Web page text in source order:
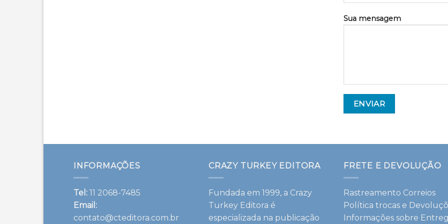
Sua mensagem
INFORMAÇÕES
Tel: 11 2068-7485
Email:
contato@cteditora.com.br
CRAZY TURKEY EDITORA
Fundada em 1999, a Crazy
Turkey Editora é
especializada na publicação
FRETE E DEVOLUÇÃO
Rastreamento Correios
Política trocas e
Informações sobre